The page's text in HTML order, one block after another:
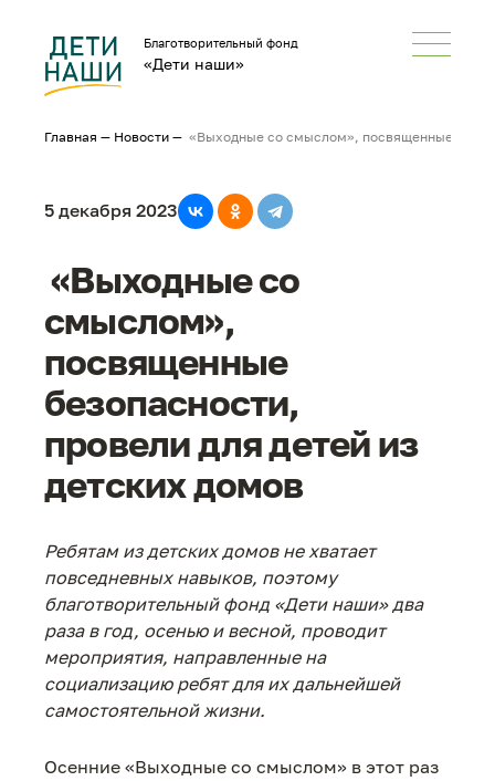
Благотворительный фонд
«Дети наши»
Главная — Новости — «Выходные со смыслом», посвященные
5 декабря 2023
«Выходные со
смыслом»,
посвященные
безопасности,
провели для детей из
детских домов
Ребятам из детских домов не хватает
повседневных навыков, поэтому
благотворительный фонд «Дети наши» два
раза в год, осенью и весной, проводит
мероприятия, направленные на
социализацию ребят для их дальнейшей
самостоятельной жизни.
Осенние «Выходные со смыслом» в этот раз